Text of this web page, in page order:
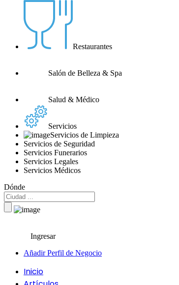
Restaurantes
Salón de Belleza & Spa
Salud & Médico
Servicios
Servicios de Limpieza
Servicios de Seguridad
Servicios Funerarios
Servicios Legales
Servicios Médicos
Dónde
Ingresar
Añadir Perfil de Negocio
Inicio